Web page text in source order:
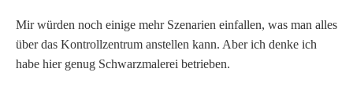
Mir würden noch einige mehr Szenarien einfallen, was man alles
über das Kontrollzentrum anstellen kann. Aber ich denke ich
habe hier genug Schwarzmalerei betrieben.